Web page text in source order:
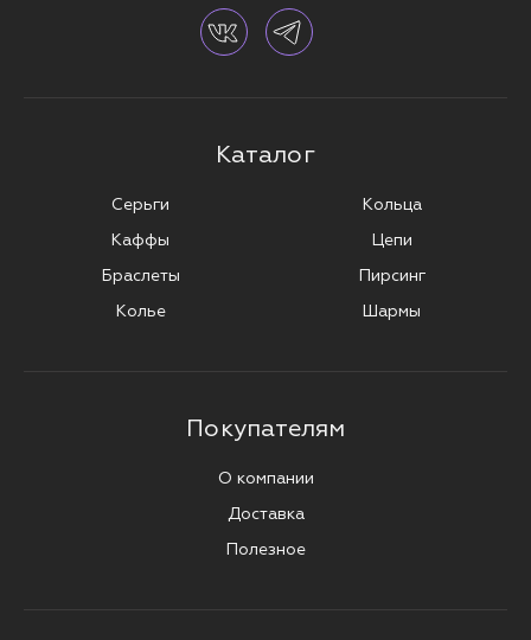
Каталог
Серьги
Каффы
Браслеты
Колье
Кольца
Цепи
Пирсинг
Шармы
Покупателям
О компании
Доставка
Полезное